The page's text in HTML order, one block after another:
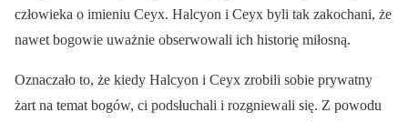
człowieka o imieniu Ceyx. Halcyon i Ceyx byli tak zakochani, że
nawet bogowie uważnie obserwowali ich historię miłosną.
Oznaczało to, że kiedy Halcyon i Ceyx zrobili sobie prywatny
żart na temat bogów, ci podsłuchali i rozgniewali się. Z powodu